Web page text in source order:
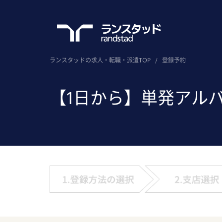
ランスタッドの求人・転職・派遣TOP / 登録予約
【1日から】単発アル